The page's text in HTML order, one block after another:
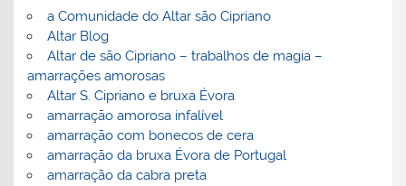
a Comunidade do Altar são Cipriano
Altar Blog
Altar de são Cipriano – trabalhos de magia –
amarrações amorosas
Altar S. Cipriano e bruxa Évora
amarração amorosa infalível
amarração com bonecos de cera
amarração da bruxa Évora de Portugal
amarração da cabra preta